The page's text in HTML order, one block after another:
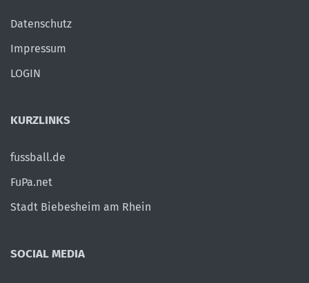
Datenschutz
Impressum
LOGIN
KURZLINKS
fussball.de
FuPa.net
Stadt Biebesheim am Rhein
SOCIAL MEDIA